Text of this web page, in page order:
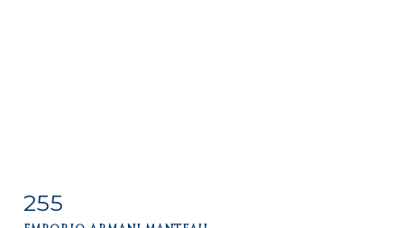
Item detail
255